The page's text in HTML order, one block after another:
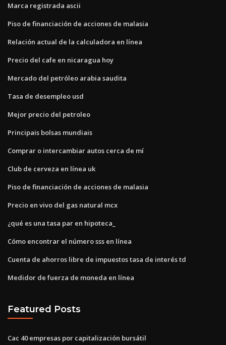
Marca registrada ascii
Piso de financiación de acciones de malasia
Relación actual de la calculadora en línea
Precio del cafe en nicaragua hoy
Mercado del petróleo arabia saudita
Tasa de desempleo usd
Mejor precio del petroleo
Principais bolsas mundiais
Comprar o intercambiar autos cerca de mí
Club de cerveza en línea uk
Piso de financiación de acciones de malasia
Precio en vivo del gas natural mcx
¿qué es una tasa par en hipoteca_
Cómo encontrar el número sss en línea
Cuenta de ahorros libre de impuestos tasa de interés td
Medidor de fuerza de moneda en línea
Featured Posts
Cac 40 empresas por capitalización bursátil